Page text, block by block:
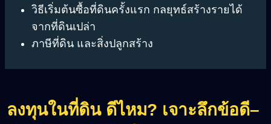
วิธีเริ่มต้นซื้อที่ดินครั้งแรก กลยุทธ์สร้างรายได้
จากที่ดินเปล่า
ภาษีที่ดิน และสิ่งปลูกสร้าง
ลงทุนในที่ดิน ดีไหม? เจาะลึกข้อดี–